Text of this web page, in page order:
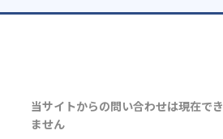
当サイトからの問い合わせは現在でき
ません